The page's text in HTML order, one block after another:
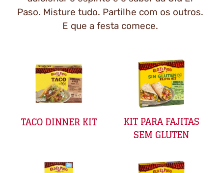
Paso. Misture tudo. Partilhe com os outros.
E que a festa comece.
TACO DINNER KIT
KIT PARA FAJITAS
SEM GLUTEN